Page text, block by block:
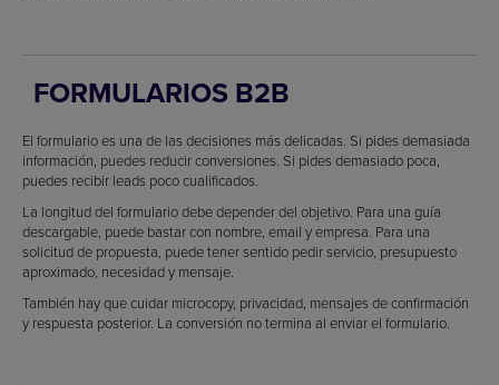
FORMULARIOS B2B
El formulario es una de las decisiones más delicadas. Si pides demasiada
información, puedes reducir conversiones. Si pides demasiado poca,
puedes recibir leads poco cualificados.
La longitud del formulario debe depender del objetivo. Para una guía
descargable, puede bastar con nombre, email y empresa. Para una
solicitud de propuesta, puede tener sentido pedir servicio, presupuesto
aproximado, necesidad y mensaje.
También hay que cuidar microcopy, privacidad, mensajes de confirmación
y respuesta posterior. La conversión no termina al enviar el formulario.